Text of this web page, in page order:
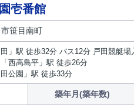
壱番館
笹目南町
」駅 徒歩32分 バス12分 戸田競艇場
西高島平」駅 徒歩26分
公園」駅 徒歩33分
築年月(築年数)